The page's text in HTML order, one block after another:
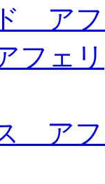
ア
フェリ
ア